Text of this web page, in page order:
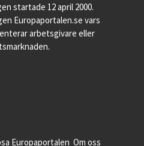
startade 12 april 2000.
Europaportalen.se vars
arbetsgivare eller
Europaportalen Om oss